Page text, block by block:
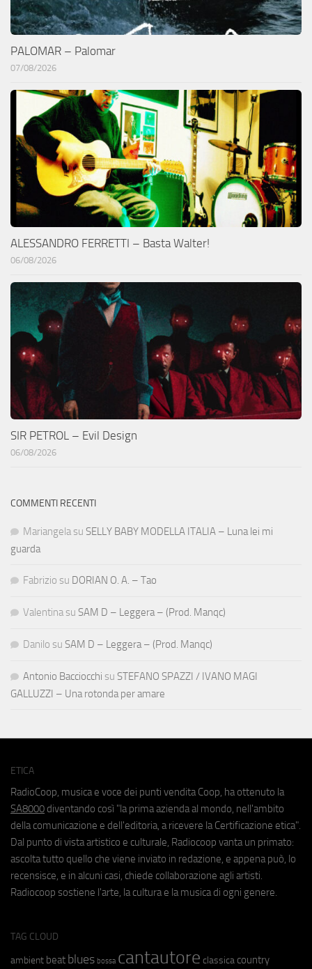
PALOMAR – Palomar
07/08/2026
ALESSANDRO FERRETTI – Basta Walter!
06/08/2026
SIR PETROL – Evil Design
06/08/2026
COMMENTI RECENTI
Mariangela su SELLY BABY MODELLA ITALIA – Luna lei mi
guarda
Fabrizio su DORIAN O. A. – Tao
Valentina su SAM D – Leggera – (Prod. Manqc)
Danilo su SAM D – Leggera – (Prod. Manqc)
Antonio Bacciocchi su STEFANO SPAZZI / IVANO MAGI
GALLUZZI – Una rotonda per amare
ETICA
RadioCoop, musica e voce dei punti vendita Coop, ha ottenuto la
SA8000 diventando così "la prima azienda al mondo, nell'ambito
della comunicazione e dell'editoria, a ricevere la Certificazione etica".
Dal punto di vista artistico e culturale, Radiocoop vanta un primato:
ascolta tutto quello che viene inviato in redazione, e appena può, lo
recensisce, e in alcuni casi, chiede collaborazione agli artisti.
Radiocoop sostiene l'arte, la cultura e la musica di ogni genere.
TAG CLOUD
ambient beat blues bossa cantautore classica country